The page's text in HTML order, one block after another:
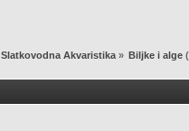
Slatkovodna Akvaristika» Biljke i alge